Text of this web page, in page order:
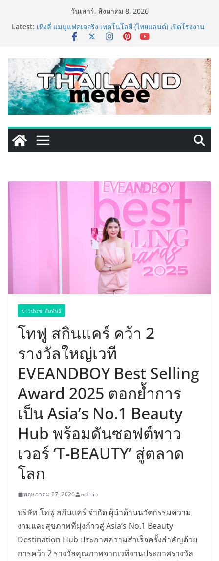
วันเสาร์, สิงหาคม 8, 2026
Latest: ททท. ประกาศความสำเร็จ Village to the World Season
5 ผนึก 9 พันธมิตร ขับเคลื่อน ESG Tourism สืบสานพระ
แห่งใหม่ในชลบุรี เดินหน้าขยายฐานการผลิตสู่เอเชียตะวัน
ออกเฉียงใต้ เสริมแกร่งยุทธศาสตร์ระดับโลก
LORDNINE จัดศึกคนดังสายเกม ไทย ปะทะ ฟิลิปปินส์ ใน
“Rise of the Tenth Lord” เปิดสงครามกิลด์ข้ามประเทศ
ฉลองเซิร์ฟเวอร์ใหม่ เฮเลนา
PIPPER STANDARD® เปิดตัวแชมพูอาบน้ำ และ โฟมอาบ
เลียขนได้ ปลอดภัย ไร้สารตกค้าง
เริ่มแล้ว! อ.ต.ก.แฟร์ 4 ภาค @ภาคกลาง “มนต์เสน่ห์เกษตร
ไทย สู่ใจกลางมหานคร” ชวนชิม ช้อป สินค้าเกษตร
ข่าวประชาสัมพันธ์
โทฟู สกินแคร์ คว้า 2
รางวัลใหญ่เวที
EVEANDBOY Best Selling
Award 2025 ตอกย้ำการ
เป็น Asia’s No.1 Beauty
Hub พร้อมดันซอฟต์พาว
เวอร์ ‘T-BEAUTY’ สู่ตลาด
โลก
พฤษภาคม 27, 2026 admin
บริษัท โทฟู สกินแคร์ จำกัด ผู้นำด้านนวัตกรรมความ
งามและสุขภาพที่มุ่งก้าวสู่ Asia’s No.1 Beauty
Destination Hub ประกาศความสำเร็จครั้งสำคัญด้วย
การคว้า 2 รางวัลคุณภาพจากเวทีงานประกาศรางวัล